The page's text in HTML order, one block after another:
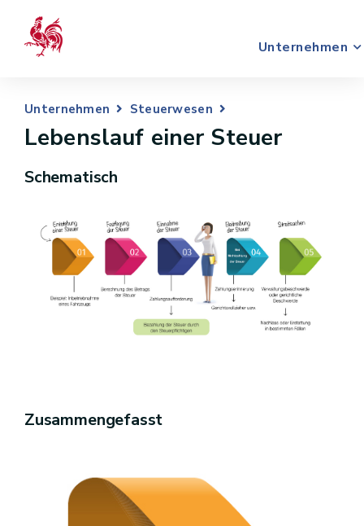
Unternehmen
Unternehmen Steuerwesen
Lebenslauf einer Steuer
Schematisch
Zusammengefasst